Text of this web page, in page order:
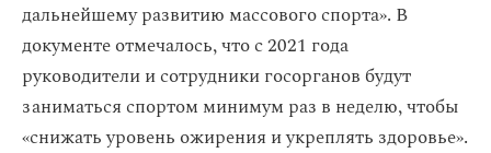
дальнейшему развитию массового спорта». В
документе отмечалось, что с 2021 года
руководители и сотрудники госорганов будут
заниматься спортом минимум раз в неделю, чтобы
«снижать уровень ожирения и укреплять здоровье».